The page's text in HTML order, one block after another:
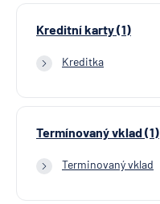
Kreditní karty (1)
Kreditka
Termínovaný vklad (1)
Terminovaný vklad